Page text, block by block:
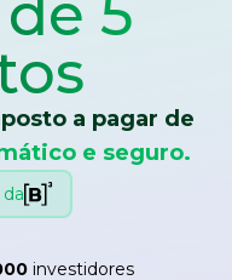
5
a pagar de
e seguro.
investidores